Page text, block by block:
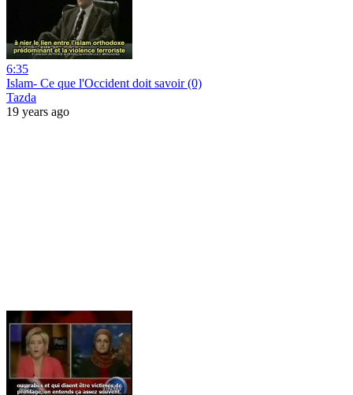
6:35
Islam- Ce que l'Occident doit savoir (0)
Tazda
19 years ago